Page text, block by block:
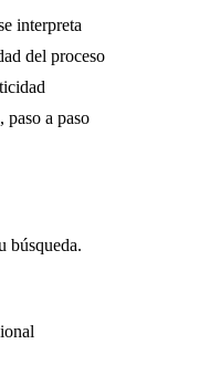
interpreta
del proceso
paso a paso
búsqueda.